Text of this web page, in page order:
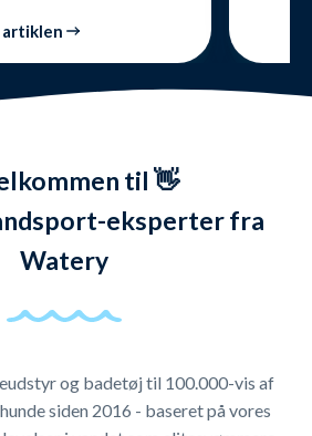
til 👋
eksperter fra
Watery
og badetøj til 100.000-vis af
siden 2016 - baseret på vores